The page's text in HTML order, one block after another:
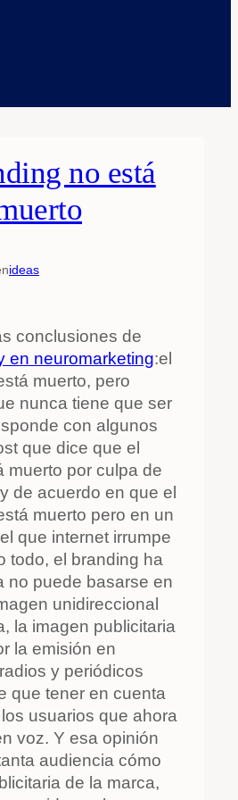
no está
ideas
conclusiones de
en neuromarketing:el
muerto, pero
nunca tiene que ser
con algunos
que dice que el
muerto por culpa de
de acuerdo en que el
muerto pero en un
que internet irrumpe
todo, el branding ha
no puede basarse en
unidireccional
la imagen publicitaria
la emisión en
y periódicos
que tener en cuenta
usuarios que ahora
voz. Y esa opinión
audiencia cómo
de la marca,